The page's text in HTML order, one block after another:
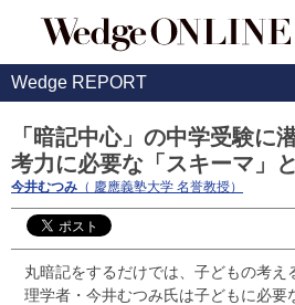
Wedge REPORT
「暗記中心」の中学受験に
考力に必要な「スキーマ」
今井むつみ （ 慶應義塾大学 名誉教授）
丸暗記をするだけでは、子どもの考え
理学者・今井むつみ氏は子どもに必要